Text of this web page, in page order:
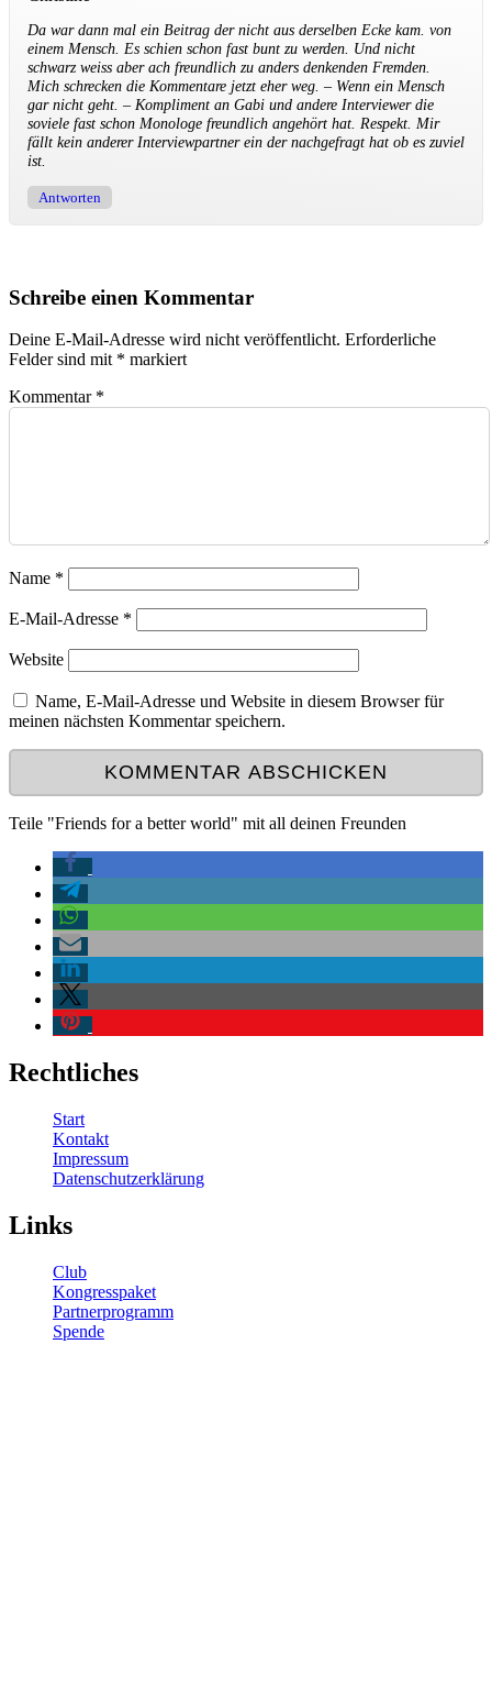
Da war dann mal ein Beitrag der nicht aus derselben Ecke kam. von
einem Mensch. Es schien schon fast bunt zu werden. Und nicht
schwarz weiss aber ach freundlich zu anders denkenden Fremden.
Mich schrecken die Kommentare jetzt eher weg. – Wenn ein Mensch
gar nicht geht. – Kompliment an Gabi und andere Interviewer die
soviele fast schon Monologe freundlich angehört hat. Respekt. Mir
fällt kein anderer Interviewpartner ein der nachgefragt hat ob es zuviel
ist.
Antworten
Schreibe einen Kommentar
Deine E-Mail-Adresse wird nicht veröffentlicht. Erforderliche
Felder sind mit * markiert
Kommentar *
Name *
E-Mail-Adresse *
Website
Name, E-Mail-Adresse und Website in diesem Browser für
meinen nächsten Kommentar speichern.
Teile "Friends for a better world" mit all deinen Freunden
Rechtliches
Start
Kontakt
Impressum
Datenschutzerklärung
Links
Club
Kongresspaket
Partnerprogramm
Spende